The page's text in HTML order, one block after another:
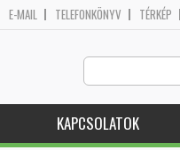
E-MAIL TELEFONKÖNYV TÉRKÉP
KAPCSOLATOK